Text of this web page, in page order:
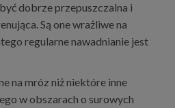
dobrze przepuszczalna i
Są one wrażliwe na
regularne nawadnianie jest
na mróz niż niektóre inne
w obszarach o surowych